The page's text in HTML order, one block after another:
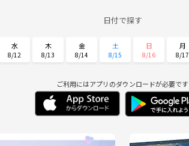
日付で探す
水
8/12
木
8/13
金
8/14
土
8/15
日
8/16
月
8/17
9/1 9/2 9/3 9/4
ご利用にはアプリのダウンロードが必要です